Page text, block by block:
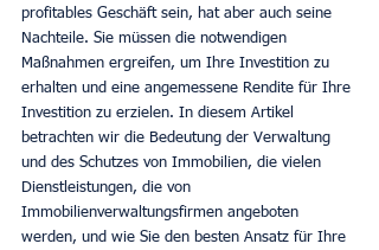
profitables Geschäft sein, hat aber auch seine
Nachteile. Sie müssen die notwendigen
Maßnahmen ergreifen, um Ihre Investition zu
erhalten und eine angemessene Rendite für Ihre
Investition zu erzielen. In diesem Artikel
betrachten wir die Bedeutung der Verwaltung
und des Schutzes von Immobilien, die vielen
Dienstleistungen, die von
Immobilienverwaltungsfirmen angeboten
werden, und wie Sie den besten Ansatz für Ihre